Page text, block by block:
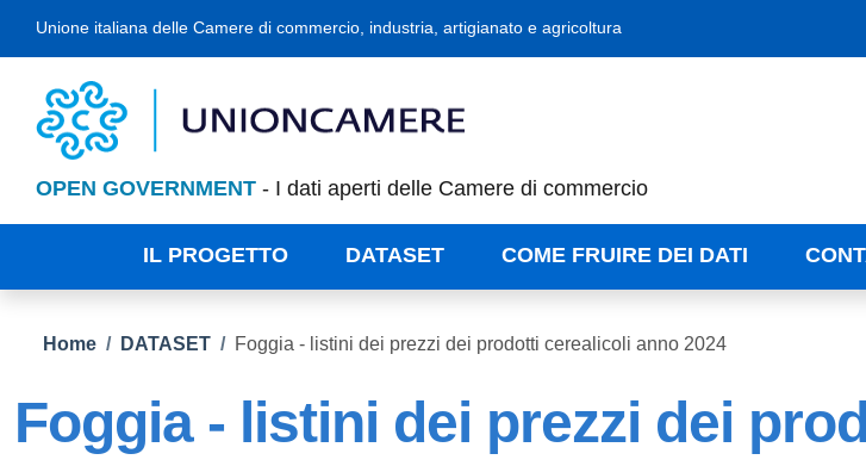
Link unioncamere
Unione italiana delle Camere di commercio, industria, artigianato e agricoltura
OPEN GOVERNMENT - I dati aperti delle Camere di commercio
IL PROGETTO DATASET COME FRUIRE DEI DATI
Briciole di pane
Home / DATASET / Foggia - listini dei prezzi dei prodotti cerealicoli anno 2024
Foggia - listini dei prezzi dei